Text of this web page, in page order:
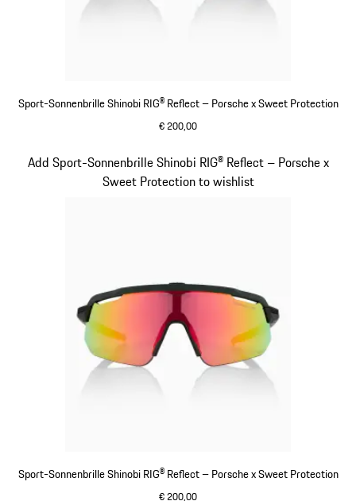
Sport-Sonnenbrille Shinobi RIG® Reflect – Porsche x Sweet Protection
€ 200,00
Sport-Sonnenbrille Shinobi RIG® Reflect – Porsche x Sweet Protection
€ 200,00
Add Sport-Sonnenbrille Shinobi RIG® Reflect – Porsche x
Sweet Protection to wishlist
Slide 6 von 21